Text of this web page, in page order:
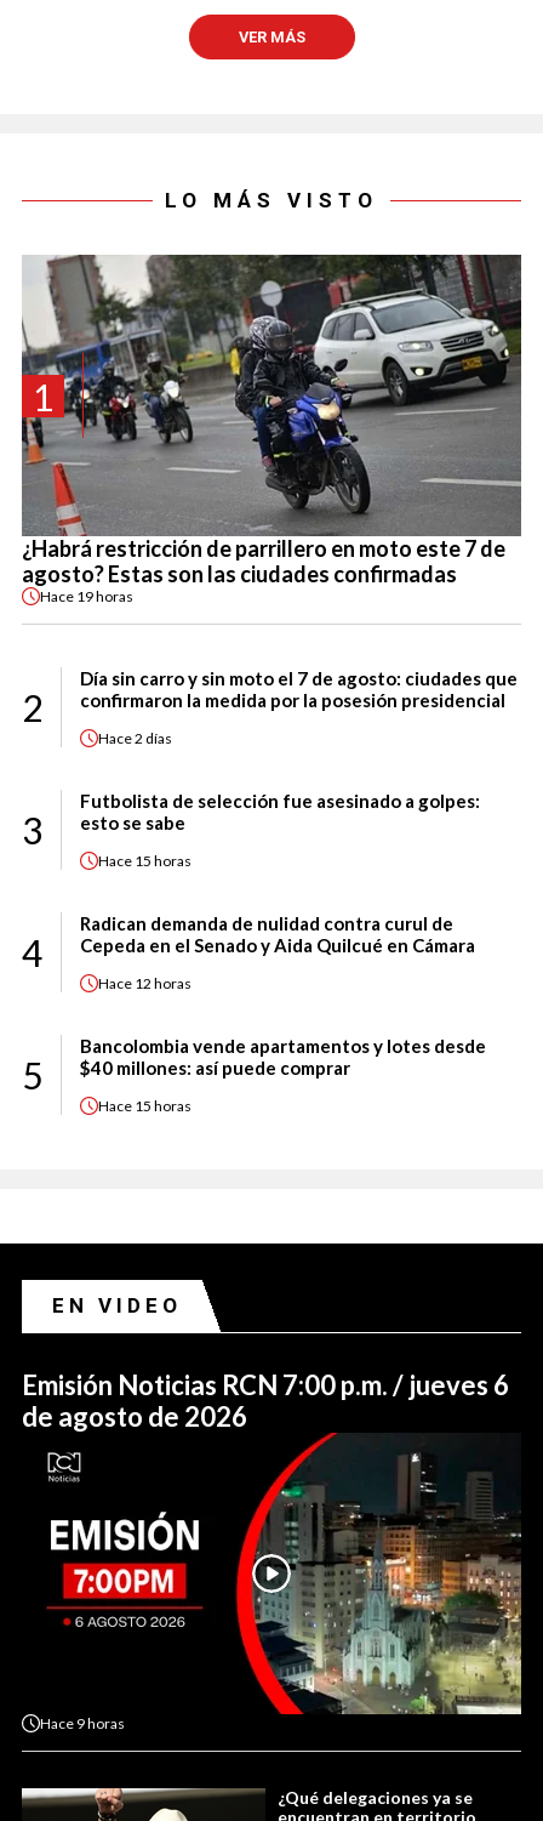
VER MÁS
LO MÁS VISTO
1
¿Habrá restricción de parrillero en moto este 7 de
agosto? Estas son las ciudades confirmadas
Hace 19 horas
2
Día sin carro y sin moto el 7 de agosto: ciudades que
confirmaron la medida por la posesión presidencial
Hace2 días
3
Futbolista de selección fue asesinado a golpes:
esto se sabe
Hace 15 horas
4
Radican demanda de nulidad contra curul de
Cepeda en el Senado y Aida Quilcué en Cámara
Hace 12 horas
5
Bancolombia vende apartamentos y lotes desde
$40 millones: así puede comprar
Hace 15 horas
EN VIDEO
Emisión Noticias RCN 7:00 p.m. / jueves 6
de agosto de 2026
Hace 9 horas
¿Qué delegaciones ya se
encuentran en territorio